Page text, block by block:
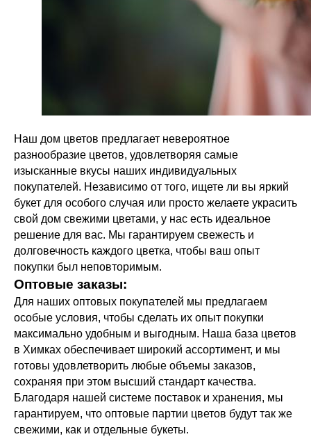
Наш дом цветов предлагает невероятное
разнообразие цветов, удовлетворяя самые
изысканные вкусы наших индивидуальных
покупателей. Независимо от того, ищете ли вы яркий
букет для особого случая или просто желаете украсить
свой дом свежими цветами, у нас есть идеальное
решение для вас. Мы гарантируем свежесть и
долговечность каждого цветка, чтобы ваш опыт
покупки был неповторимым.
Оптовые заказы:
Для наших оптовых покупателей мы предлагаем
особые условия, чтобы сделать их опыт покупки
максимально удобным и выгодным. Наша база цветов
в Химках обеспечивает широкий ассортимент, и мы
готовы удовлетворить любые объемы заказов,
сохраняя при этом высший стандарт качества.
Благодаря нашей системе поставок и хранения, мы
гарантируем, что оптовые партии цветов будут так же
свежими, как и отдельные букеты.